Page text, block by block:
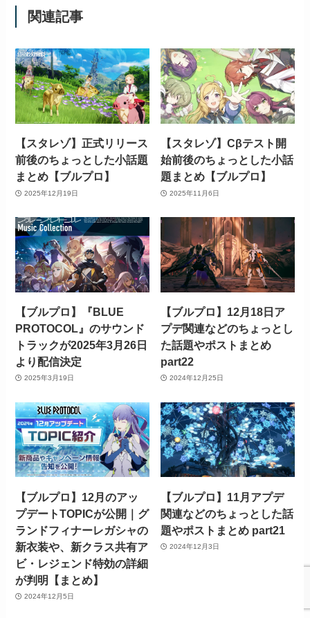
関連記事
【スタレゾ】正式リリース
前後のちょっとした小話題
まとめ【ブルプロ】
2025年12月19日
【スタレゾ】Cβテスト開
始前後のちょっとした小話
題まとめ【ブルプロ】
2025年11月6日
【ブルプロ】『BLUE
PROTOCOL』のサウンド
トラックが2025年3月26日
より配信決定
2025年3月19日
【ブルプロ】12月18日ア
プデ関連などのちょっとし
た話題やポストまとめ
part22
2024年12月25日
【ブルプロ】12月のアッ
プデートTOPICが公開｜グ
ランドフィナーレガシャの
新衣装や、新クラス共有ア
ビ・レジェンド特効の詳細
が判明【まとめ】
2024年12月5日
【ブルプロ】11月アプデ
関連などのちょっとした話
題やポストまとめ part21
2024年12月3日